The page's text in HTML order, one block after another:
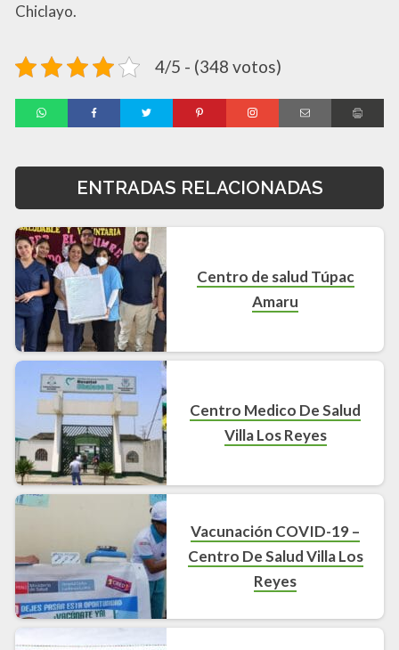
Chiclayo.
4/5 - (348 votos)
ENTRADAS RELACIONADAS
Centro de salud Túpac
Amaru
Centro Medico De Salud
Villa Los Reyes
Vacunación COVID-19 –
Centro De Salud Villa Los
Reyes